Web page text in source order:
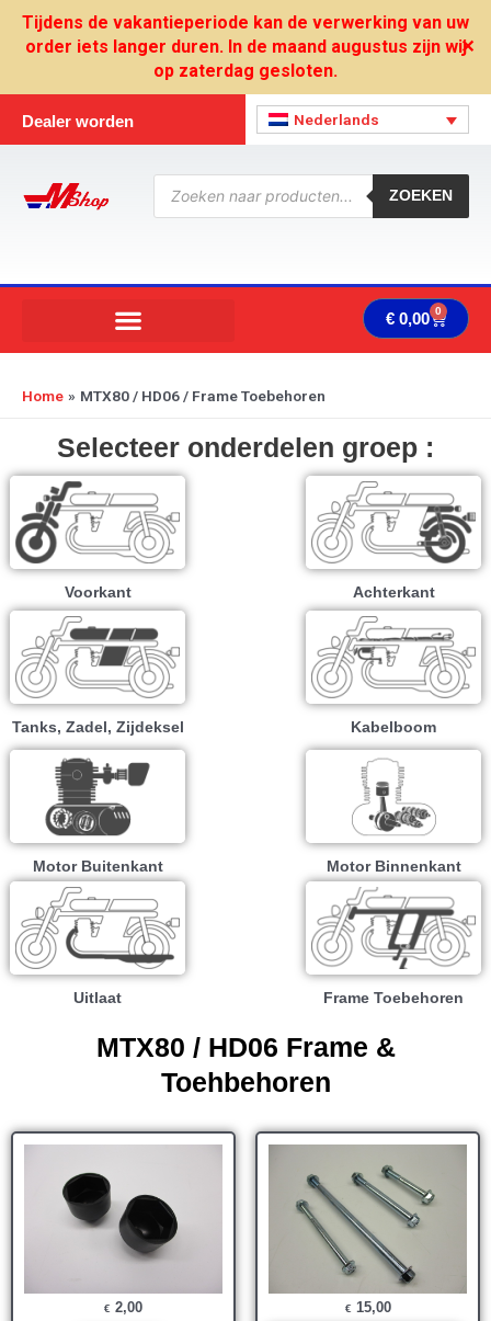
Tijdens de vakantieperiode kan de verwerking van uw
order iets langer duren. In de maand augustus zijn wij
op zaterdag gesloten.
✕
Dealer worden Nederlands
Producten
zoeken
ZOEKEN
€ 0,00 0
Home MTX80 / HD06 / Frame Toebehoren
Selecteer onderdelen groep :
Voorkant Achterkant
Tanks, Zadel, Zijdeksel Kabelboom
Motor Buitenkant Motor Binnenkant
Uitlaat Frame Toebehoren
MTX80 / HD06 Frame &
Toehbehoren
€ 2,00 € 15,00